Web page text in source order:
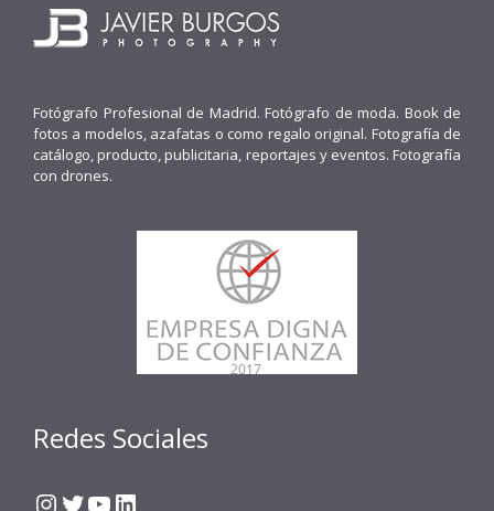
Fotógrafo Profesional de Madrid. Fotógrafo de moda. Book de
fotos a modelos, azafatas o como regalo original. Fotografía de
catálogo, producto, publicitaria, reportajes y eventos. Fotografía
con drones.
Redes Sociales
Instagram
Twitter
YouTube
LinkedIn